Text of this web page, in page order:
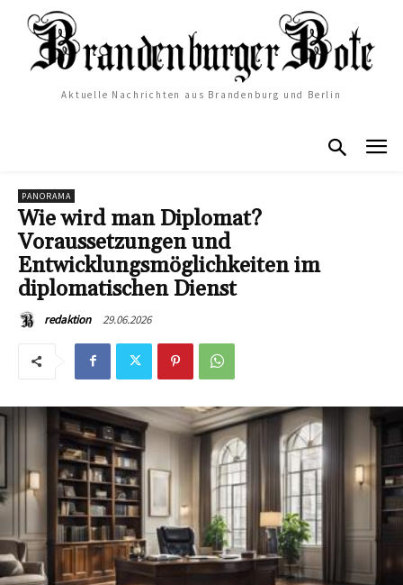
Aktuelle Nachrichten aus Brandenburg und Berlin
PANORAMA
Wie wird man Diplomat?
Voraussetzungen und
Entwicklungsmöglichkeiten im
diplomatischen Dienst
redaktion 29.06.2026